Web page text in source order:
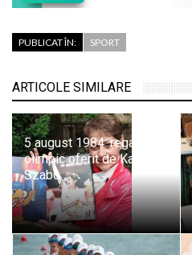
PUBLICAT ÎN: SPORT
ARTICOLE SIMILARE
5 august 1984: regalul
olimpic oferit de Kati
Szabo